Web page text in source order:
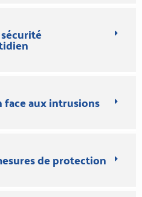
aux intrusions
de protection